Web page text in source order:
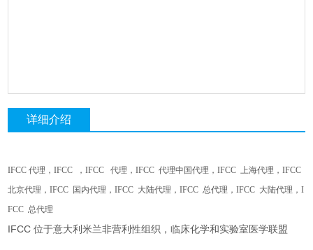
详细介绍
IFCC代理，IFCC ，IFCC代理，IFCC代理中国代理，IFCC上海代理，IFCC
北京代理，IFCC 国内代理，IFCC 大陆代理，IFCC总代理，IFCC 大陆代理，I
FCC总代理
IFCC 位于意大利米兰非营利性组织，临床化学和实验室医学联盟